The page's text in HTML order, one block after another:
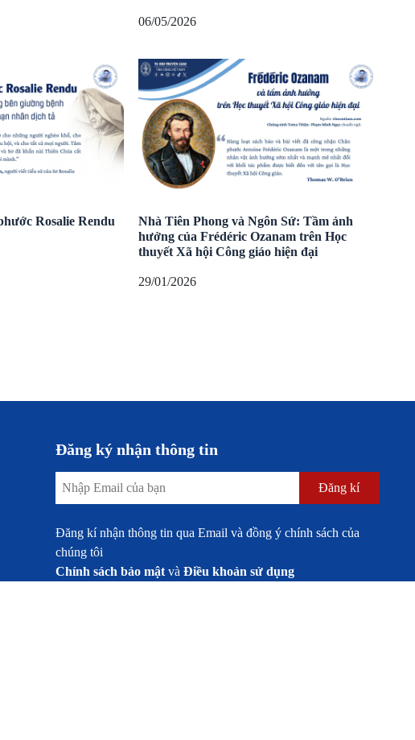
06/05/2026
Rosalie Rendu
Nhà Tiên Phong và Ngôn Sứ: Tầm ảnh
hưởng của Frédéric Ozanam trên Học
thuyết Xã hội Công giáo hiện đại
29/01/2026
Đăng ký nhận thông tin
Đăng kí
Đăng kí nhận thông tin qua Email và đồng ý chính sách của
chúng tôi
Chính sách bảo mậtvàĐiều khoản sử dụng